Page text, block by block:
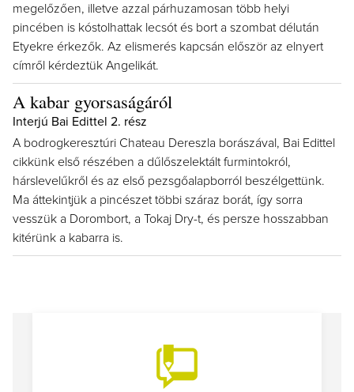
megelőzően, illetve azzal párhuzamosan több helyi
pincében is kóstolhattak lecsót és bort a szombat délután
Etyekre érkezők. Az elismerés kapcsán először az elnyert
címről kérdeztük Angelikát.
A kabar gyorsaságáról
Interjú Bai Edittel 2. rész
A bodrogkeresztúri Chateau Dereszla borászával, Bai Edittel
cikkünk első részében a dűlőszelektált furmintokról,
hárslevelűkről és az első pezsgőalapborról beszélgettünk.
Ma áttekintjük a pincészet többi száraz borát, így sorra
vesszük a Dorombort, a Tokaj Dry-t, és persze hosszabban
kitérünk a kabarra is.